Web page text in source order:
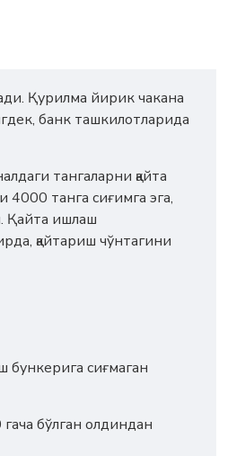
Қурилма йирик чакана
банк ташкилотларида
тангаларни қайта
танга сиғимга эга,
Қайта ишлаш
қайтариш чўнтагини
бункерига сиғмаган
бўлган олдиндан